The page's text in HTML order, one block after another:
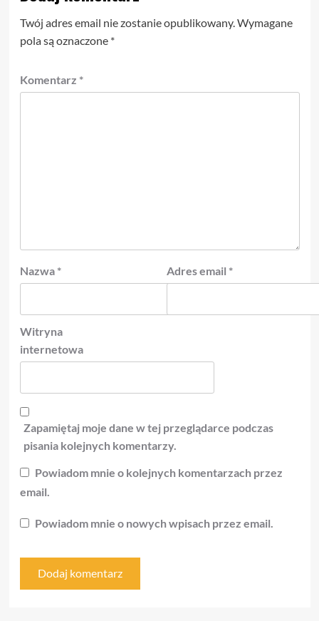
Twój adres email nie zostanie opublikowany.Wymagane
pola są oznaczone *
Komentarz *
Nazwa * Adres email *
Witryna
internetowa
Zapamiętaj moje dane w tej przeglądarce podczas
pisania kolejnych komentarzy.
Powiadom mnie o kolejnych komentarzach przez
email.
Powiadom mnie o nowych wpisach przez email.